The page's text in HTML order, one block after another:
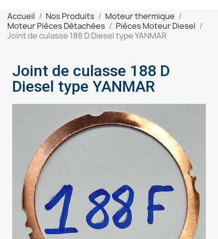
Accueil Nos Produits
Moteur thermique
Moteur Pièces Détachées
Pièces Moteur Diesel
Joint de culasse 188 D Diesel type YANMAR
Joint de culasse 188 D
Diesel type YANMAR